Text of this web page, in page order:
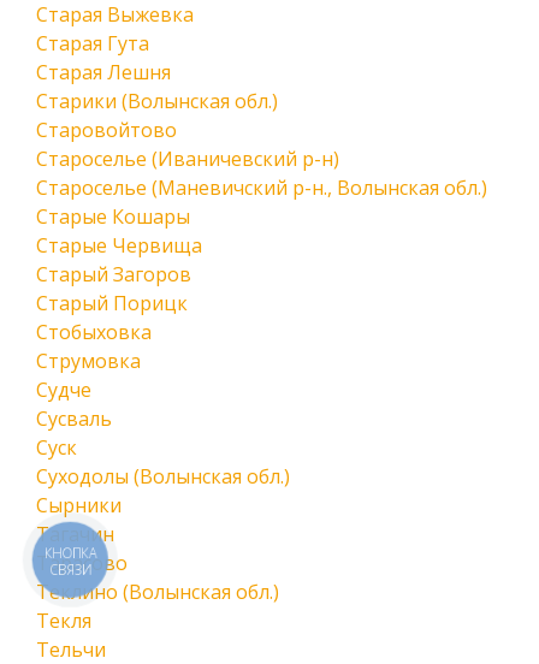
Старая Выжевка
Старая Гута
Старая Лешня
Старики (Волынская обл.)
Старовойтово
Староселье (Иваничевский р-н)
Староселье (Маневичский р-н., Волынская обл.)
Старые Кошары
Старые Червища
Старый Загоров
Старый Порицк
Стобыховка
Струмовка
Судче
Сусваль
Суск
Суходолы (Волынская обл.)
Сырники
Тагачин
Тарасово
Теклино (Волынская обл.)
Текля
Тельчи
КНОПКА
СВЯЗИ